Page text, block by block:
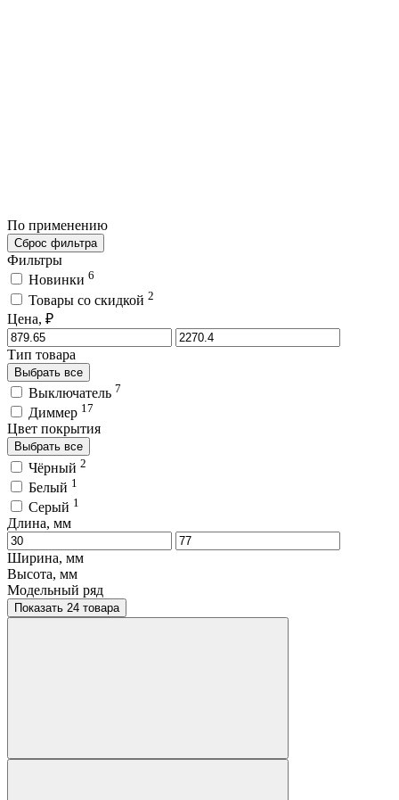
По применению
Сброс фильтра
Фильтры
Новинки 6
Товары со скидкой 2
Цена, ₽
Тип товара
Выбрать все
Выключатель 7
Диммер 17
Цвет покрытия
Выбрать все
Чёрный 2
Белый 1
Серый 1
Длина, мм
Ширина, мм
Высота, мм
Модельный ряд
Показать 24 товара